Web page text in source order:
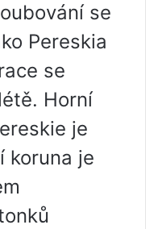
se
Pereskia
se
Horní
je
koruna je